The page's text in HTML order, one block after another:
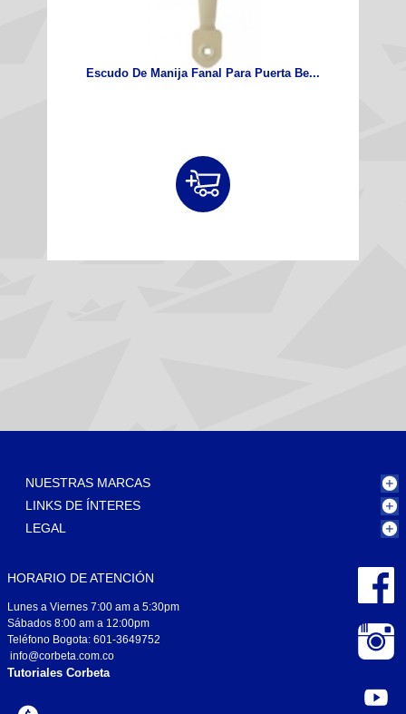
Escudo De Manija Fanal Para Puerta Be...
NUESTRAS MARCAS
LINKS DE ÍNTERES
LEGAL
HORARIO DE ATENCIÓN
Lunes a Viernes 7:00 am a 5:30pm
Sábados 8:00 am a 12:00pm
Teléfono Bogota: 601-3649752
info@corbeta.com.co
Tutoriales Corbeta